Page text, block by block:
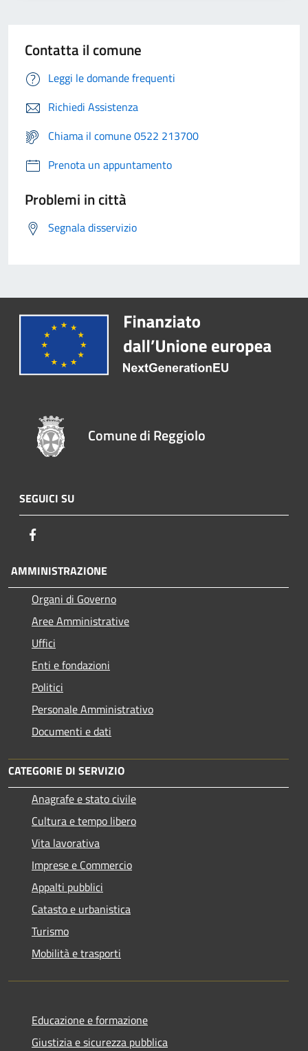
Contatta il comune
Leggi le domande frequenti
Richiedi Assistenza
Chiama il comune 0522 213700
Prenota un appuntamento
Problemi in città
Segnala disservizio
Comune di Reggiolo
SEGUICI SU
AMMINISTRAZIONE
Organi di Governo
Aree Amministrative
Uffici
Enti e fondazioni
Politici
Personale Amministrativo
Documenti e dati
CATEGORIE DI SERVIZIO
Anagrafe e stato civile
Cultura e tempo libero
Vita lavorativa
Imprese e Commercio
Appalti pubblici
Catasto e urbanistica
Turismo
Mobilità e trasporti
Educazione e formazione
Giustizia e sicurezza pubblica